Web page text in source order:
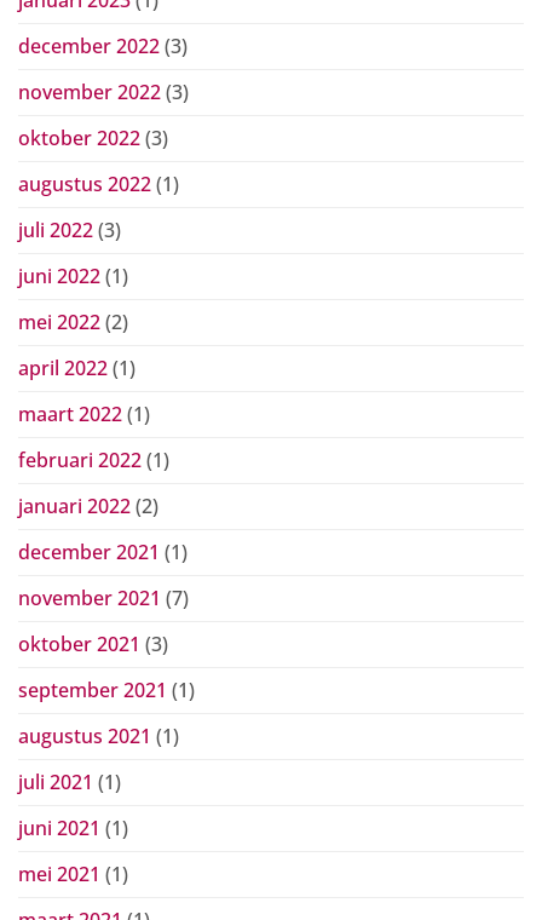
december 2022(3)
november 2022(3)
oktober 2022(3)
augustus 2022(1)
juli 2022(3)
juni 2022(1)
mei 2022(2)
april 2022(1)
maart 2022(1)
februari 2022(1)
januari 2022(2)
december 2021 (1)
november 2021 (7)
oktober 2021 (3)
september 2021 (1)
augustus 2021 (1)
juli 2021 (1)
juni 2021 (1)
mei 2021 (1)